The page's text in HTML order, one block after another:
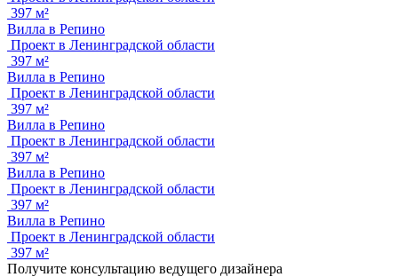
397 м²
Вилла в Репино
Проект в Ленинградской области
397 м²
Вилла в Репино
Проект в Ленинградской области
397 м²
Вилла в Репино
Проект в Ленинградской области
397 м²
Вилла в Репино
Проект в Ленинградской области
397 м²
Вилла в Репино
Проект в Ленинградской области
397 м²
Получите консультацию ведущего дизайнера